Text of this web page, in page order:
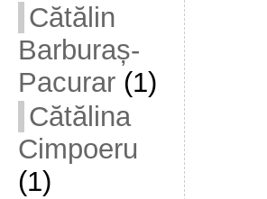
Cătălin
Barburaș-
Pacurar(1)
Cătălina
Cimpoeru
(1)